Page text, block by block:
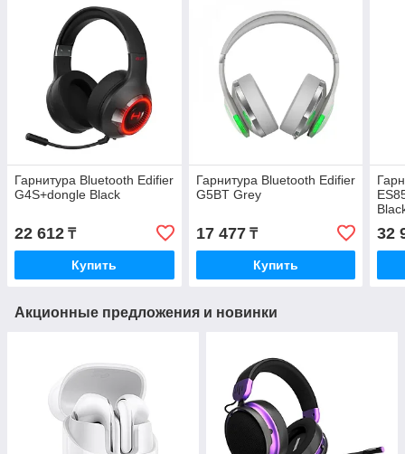
Гарнитура Bluetooth Edifier
G4S+dongle Black
22 612 ₸
Купить
Гарнитура Bluetooth Edifier
G5BT Grey
17 477₸
Купить
32
Акционные предложения и новинки